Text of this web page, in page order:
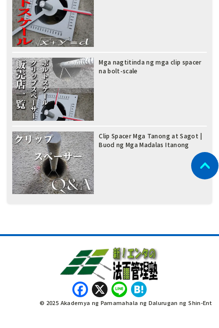
Mga nagtitinda ng mga clip spacer
na bolt-scale
Clip Spacer Mga Tanong at Sagot |
Buod ng Mga Madalas Itanong
Facebook
X Line
© 2025 Akademya ng Pamamahala ng Dalurugan ng Shin-Ent